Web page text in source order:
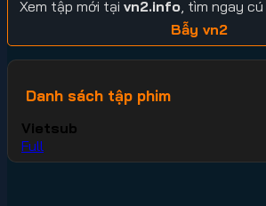
Xem tập mới tại vn2.info , tìm ngay
Bẫy vn2
Danh sách tập phim
Vietsub
Full